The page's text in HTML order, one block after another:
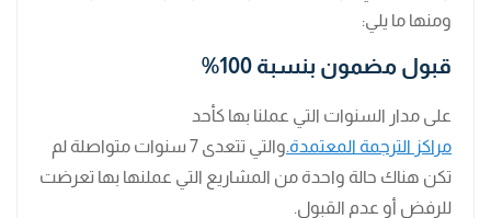
ومنها ما يلي:
قبول مضمون بنسبة 100%
على مدار السنوات التي عملنا بها كأحد
مراكز الترجمة المعتمدة.
والتي تتعدى 7 سنوات متواصلة لم
تكن هناك حالة واحدة من المشاريع التي عملنها بها تعرضت
للرفض أو عدم القبول.